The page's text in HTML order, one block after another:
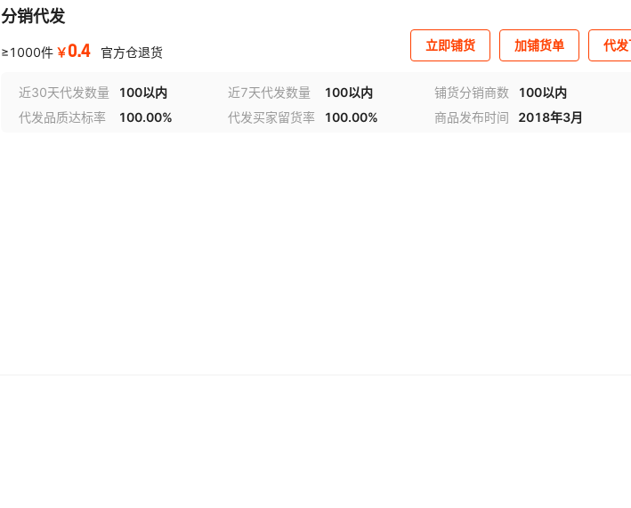
展开已售罄商品
分销代发
≥1000件 ￥0.4 官方仓退货 立即铺货 加铺货单 代
近30天代发数量 100以内 近7天代发数量 100以内 铺货分销商数
100以内
代发品质达标率
100.00% 代发买家留货率 100.00% 商品发布时间 2018年3月